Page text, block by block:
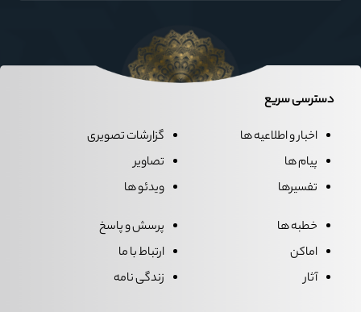
دسترسی سریع
اخبار و اطلاعیه ها
پیام ها
تفسیرها
گزارشات تصویری
تصاویر
ویدئو ها
خطبه ها
اماکن
آثار
پرسش و پاسخ
ارتباط با ما
زندگی نامه